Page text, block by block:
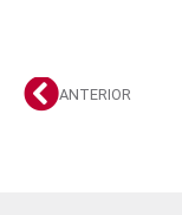
ANTERIOR